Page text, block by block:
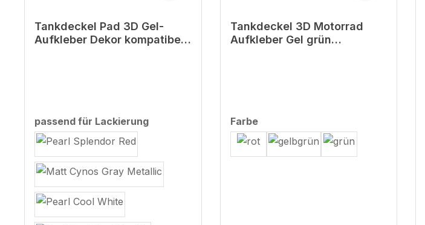
Tankdeckel Pad 3D Gel-
Aufkleber Dekor kompatibel
passend für Lackierungauswählen
Tankdeckel 3D Motorrad
Aufkleber Gel grün
Farbeauswählen